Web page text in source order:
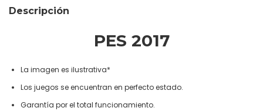
Descripción
PES 2017
La imagen es ilustrativa*
Los juegos se encuentran en perfecto estado.
Garantía por el total funcionamiento.